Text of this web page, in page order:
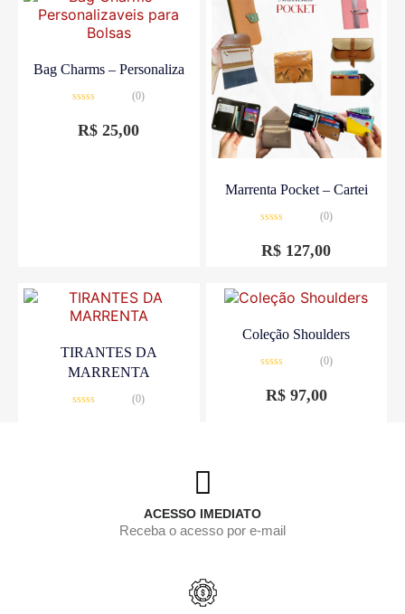
Bag Charms – Personaliza
0
de
(0)
R$ 25,00
Marrenta Pocket – Cartei
0
de
(0)
R$ 127,00
TIRANTES DA
MARRENTA
(0)
Coleção Shoulders
de
(0)
R$97,00
ACESSO IMEDIATO
Receba o acesso por e-mail